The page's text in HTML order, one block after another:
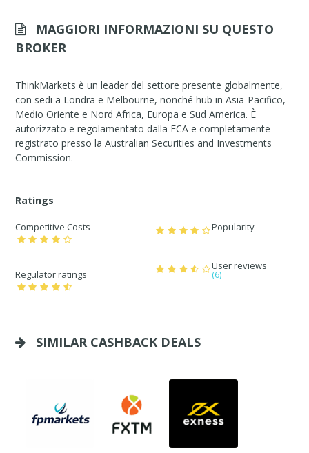
MAGGIORI INFORMAZIONI SU QUESTO
BROKER
ThinkMarkets è un leader del settore presente globalmente,
con sedi a Londra e Melbourne, nonché hub in Asia-Pacifico,
Medio Oriente e Nord Africa, Europa e Sud America. È
autorizzato e regolamentato dalla FCA e completamente
registrato presso la Australian Securities and Investments
Commission.
Ratings
Competitive Costs Popularity
Regulator ratings
User reviews
(6)
SIMILAR CASHBACK DEALS